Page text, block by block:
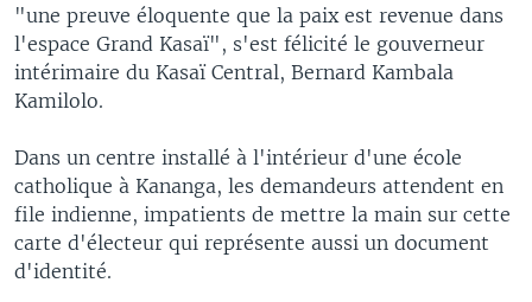
"une preuve éloquente que la paix est revenue dans
l'espace Grand Kasaï", s'est félicité le gouverneur
intérimaire du Kasaï Central, Bernard Kambala
Kamilolo.
Dans un centre installé à l'intérieur d'une école
catholique à Kananga, les demandeurs attendent en
file indienne, impatients de mettre la main sur cette
carte d'électeur qui représente aussi un document
d'identité.